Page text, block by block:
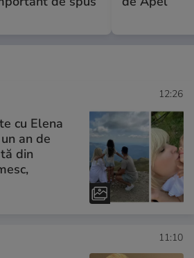
12:26
cu Elena
an de
din
11:10